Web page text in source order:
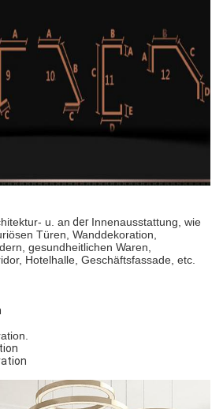
u. an der Innenausstattung, wie
Türen, Wanddekoration,
gesundheitlichen Waren,
Hotelhalle, Geschäftsfassade, etc.